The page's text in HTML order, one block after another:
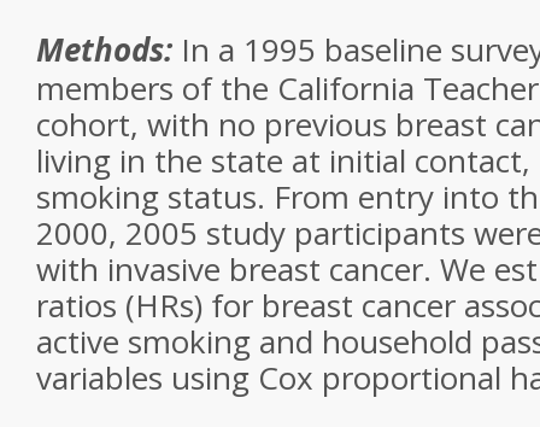
Methods: In a 1995 baseline
members of the California
cohort, with no previous breast
living in the state at initial
smoking status. From entry into
2000, 2005 study participants
with invasive breast cancer. We
ratios (HRs) for breast cancer
active smoking and household
variables using Cox proportional